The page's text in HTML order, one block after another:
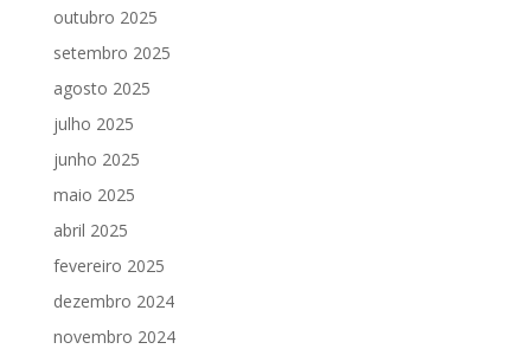
outubro 2025
setembro 2025
agosto 2025
julho 2025
junho 2025
maio 2025
abril 2025
fevereiro 2025
dezembro 2024
novembro 2024